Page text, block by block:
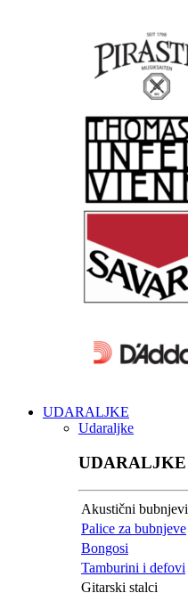
UDARALJKE
Udaraljke
UDARALJKE
Akustični bubnjevi
Palice za bubnjeve
Bongosi
Tamburini i defovi
Gitarski stalci